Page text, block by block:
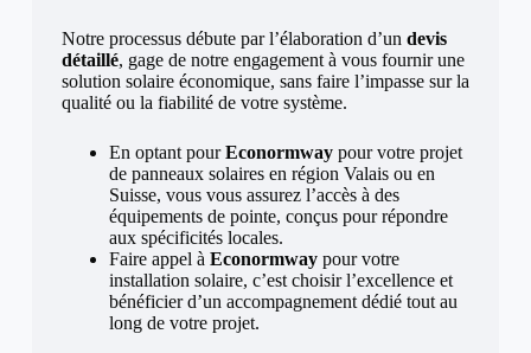
Notre processus débute par l’élaboration d’un devis
détaillé, gage de notre engagement à vous fournir une
solution solaire économique, sans faire l’impasse sur la
qualité ou la fiabilité de votre système.
En optant pourEconormwaypour votre projet
de panneaux solaires en région Valais ou en
Suisse, vous vous assurez l’accès à des
équipements de pointe, conçus pour répondre
aux spécificités locales.
Faire appel à Econormwaypour votre
installation solaire, c’est choisir l’excellence et
bénéficier d’un accompagnement dédié tout au
long de votre projet.